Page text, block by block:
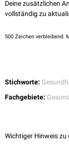
Vereinigungen
Körperschaften auf
ebenfalls Teil des
er
z.B.
wesentlich mehr
Deine zusätzlichen
vollständig zu
500 Zeichen verbleibend.
Stichworte:
Fachgebiete:
Wichtiger Hinweis zu